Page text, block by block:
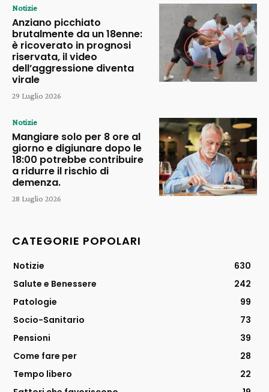
Notizie
Anziano picchiato
brutalmente da un 18enne:
è ricoverato in prognosi
riservata, il video
dell’aggressione diventa
virale
29 Luglio 2026
Notizie
Mangiare solo per 8 ore al
giorno e digiunare dopo le
18:00 potrebbe contribuire
a ridurre il rischio di
demenza.
28 Luglio 2026
CATEGORIE POPOLARI
Notizie
630
Salute e Benessere
242
Patologie
99
Socio-Sanitario
73
Pensioni
39
Come fare per
28
Tempo libero
22